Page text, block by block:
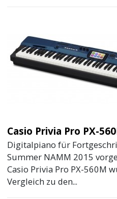
Casio Privia Pro PX-
Digitalpiano für
Summer NAMM 2015
Casio Privia Pro PX-560M
Vergleich zu den...